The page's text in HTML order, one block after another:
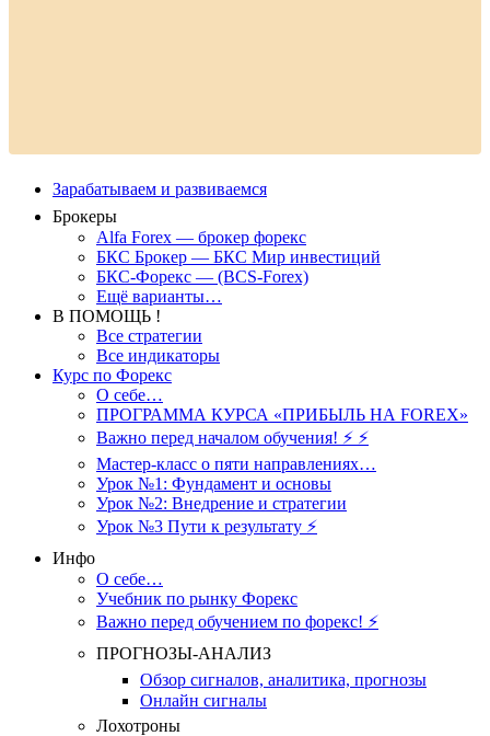
Зарабатываем и развиваемся
Брокеры
Alfa Forex — брокер форекс
БКС Брокер — БКС Мир инвестиций
БКС-Форекс — (BCS-Forex)
Ещё варианты…
В ПОМОЩЬ !
Все стратегии
Все индикаторы
Курс по Форекс
О себе…
ПРОГРАММА КУРСА «ПРИБЫЛЬ НА FOREX»
Важно перед началом обучения! ⚡ ⚡
Мастер-класс о пяти направлениях…
Урок №1: Фундамент и основы
Урок №2: Внедрение и стратегии
Урок №3 Пути к результату ⚡️
Инфо
О себе…
Учебник по рынку Форекс
Важно перед обучением по форекс! ⚡
ПРОГНОЗЫ-АНАЛИЗ
Обзор сигналов, аналитика, прогнозы
Онлайн сигналы
Лохотроны